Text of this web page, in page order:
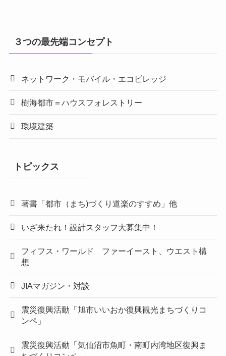
３つの最先端コンセプト
ネットワーク・モバイル・エコビレッジ
樹海都市＝ハウスフォレストリー
環境建築
トピックス
著書「都市（まち)づくり道楽のすすめ」他
いざ来たれ！設計スタッフ大募集中！
フィフス・ワールド ファーイースト、ウエスト構
想
JIAマガジン・対談
震災復興活動「旭市いいおか復興観光まちづくりコ
ンペ」
震災復興活動「気仙沼市魚町・南町内湾地区復興ま